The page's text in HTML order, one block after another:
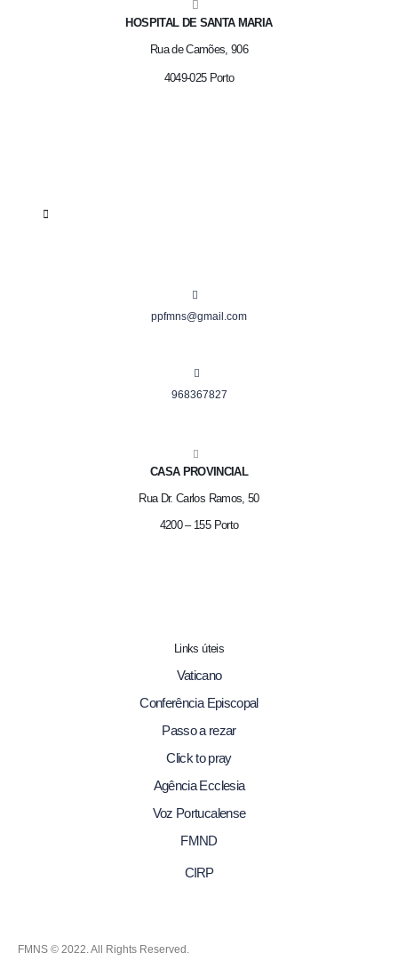
HOSPITAL DE SANTA MARIA
Rua de Camões, 906
4049-025 Porto
ppfmns@gmail.com
968367827
CASA PROVINCIAL
Rua Dr. Carlos Ramos, 50
4200 – 155 Porto
Links úteis
Vaticano
Conferência Episcopal
Passo a rezar
Click to pray
Agência Ecclesia
Voz Portucalense
FMND
CIRP
FMNS © 2022. All Rights Reserved.